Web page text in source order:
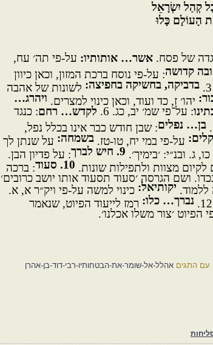
קְהַל יִשְׂרָאֵל
הָעוֹלָם כָּלוּ
של פסח. אשר… אותותיו: על-פי תה׳ עח,
: על-פי נוסח ברכת המזון, וכאן כיוון
בדביקה, בחשיקה בחפיצה: לשונות של אהבה
יהו׳ ז, כד ועוד, וכאן כינוי למצרים. ויהרג…
: על־פי שמ׳ יב, כג. 6. לקדש… רחם: כנגד
בן… נפלים: שבן חודש כבר אינו בכלל נפל,
על-פי במי יח, טו-טז. בשמחה: על שנתן לך
ג. ובנ״י: ׳בימיך׳. 9. חיש לברך : על פדיון הבן.
מצוות ולתפילות שונות. 10. סעוד
: ברכה
פי נ״י1 רמז לשם נכדו. ושם הגרסה ׳סעוד תסעוד אותו יושב כרובים׳
יקותיאל: כינוי למשה על-פי ויק״ר א, א.
נברך… כלו: רמז לייעוד הפיוט, שנאמר
׳צור משלו אכלנו׳.
עם התגים אהלל-אל-שומר-את-הבטחותיו-רבי-דוד-בן-אהרן